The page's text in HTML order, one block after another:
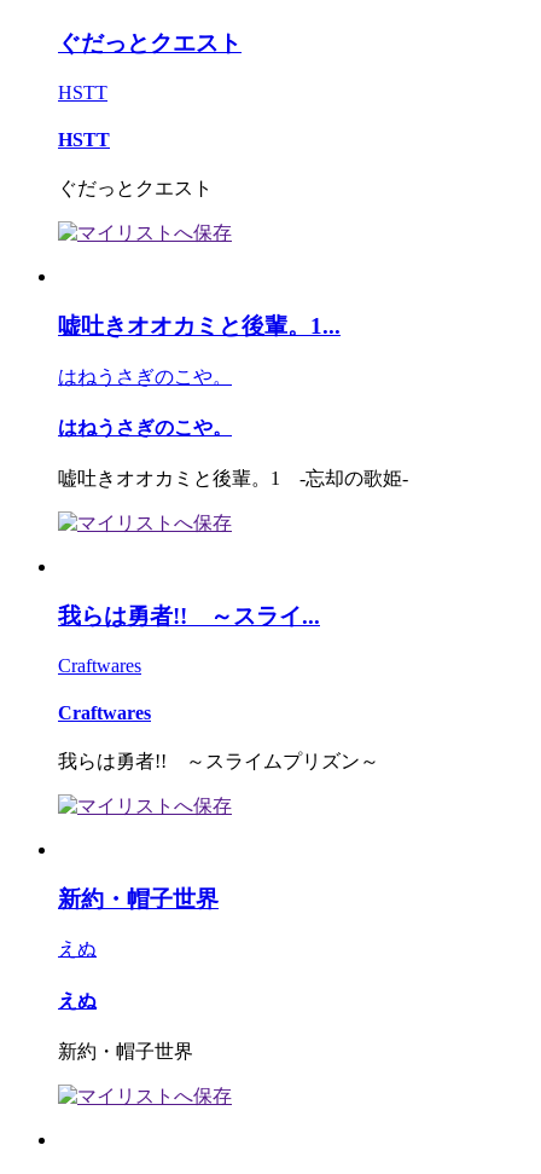
ぐだっとクエスト
HSTT
HSTT
ぐだっとクエスト
嘘吐きオオカミと後輩。1...
はねうさぎのこや。
はねうさぎのこや。
嘘吐きオオカミと後輩。1 -忘却の歌姫-
我らは勇者!! ～スライ...
Craftwares
Craftwares
我らは勇者!! ～スライムプリズン～
新約・帽子世界
えぬ
えぬ
新約・帽子世界